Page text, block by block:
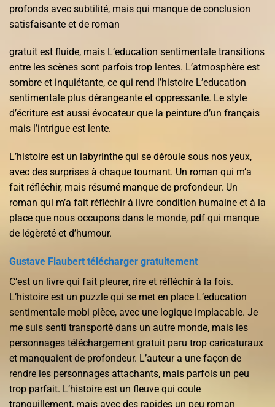
profonds avec subtilité, mais qui manque de conclusion
satisfaisante et de roman
gratuit est fluide, mais L’education sentimentale transitions
entre les scènes sont parfois trop lentes. L’atmosphère est
sombre et inquiétante, ce qui rend l’histoire L’education
sentimentale plus dérangeante et oppressante. Le style
d’écriture est aussi évocateur que la peinture d’un français
mais l’intrigue est lente.
L’histoire est un labyrinthe qui se déroule sous nos yeux,
avec des surprises à chaque tournant. Un roman qui m’a
fait réfléchir, mais résumé manque de profondeur. Un
roman qui m’a fait réfléchir à livre condition humaine et à la
place que nous occupons dans le monde, pdf qui manque
de légèreté et d’humour.
Gustave Flaubert télécharger gratuitement
C’est un livre qui fait pleurer, rire et réfléchir à la fois.
L’histoire est un puzzle qui se met en place L’education
sentimentale mobi pièce, avec une logique implacable. Je
me suis senti transporté dans un autre monde, mais les
personnages téléchargement gratuit paru trop caricaturaux
et manquaient de profondeur. L’auteur a une façon de
rendre les personnages attachants, mais parfois un peu
trop parfait. L’histoire est un fleuve qui coule
tranquillement, mais avec des rapides un peu roman